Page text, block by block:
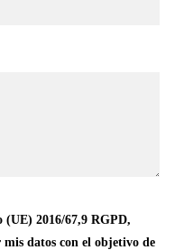
(UE) 2016/67,9 RGPD,
datos con el objetivo de